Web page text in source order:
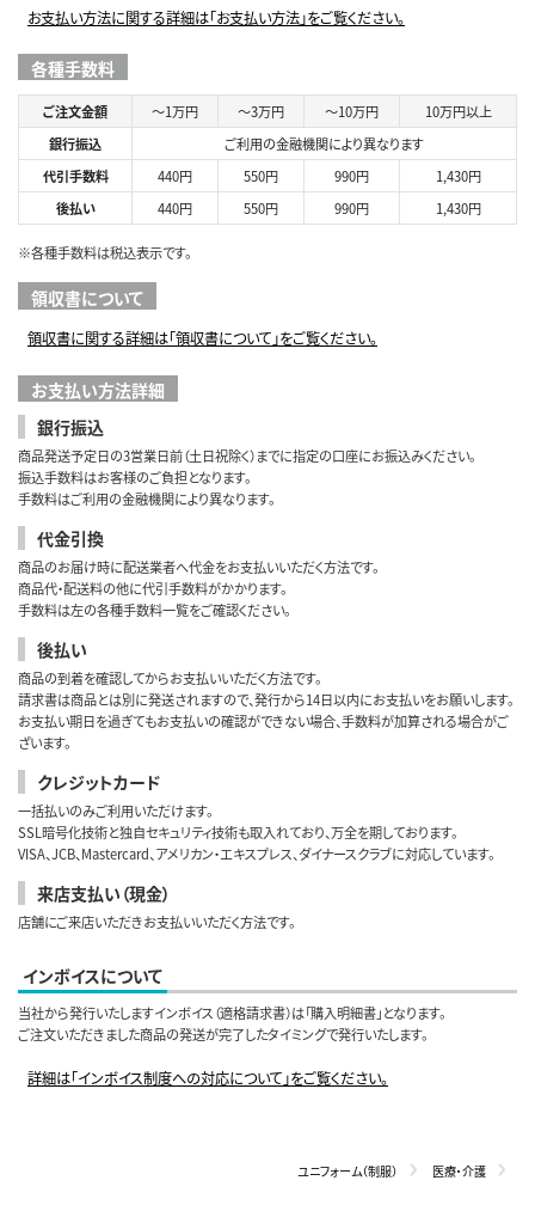
お支払い方法に関する詳細は「お支払い方法」をご覧ください。
各種手数料
ご注文金額 ～1万円 ～3万円 ～10万円
10万円以上
銀行振込
ご利用の金融機関により異なります
代引手数料
440円 550円 990円
1,430円
後払い
440円 550円 990円 1,430円
※各種手数料は税込表示です。
領収書について
領収書に関する詳細は「領収書について」をご覧ください。
お支払い方法詳細
銀行振込
商品発送予定日の3営業日前（土日祝除く）までに指定の口座にお振込みください。
振込手数料はお客様のご負担となります。
手数料はご利用の金融機関により異なります。
代金引換
商品のお届け時に配送業者へ代金をお支払いいただく方法です。
商品代・配送料の他に代引手数料がかかります。
手数料は左の各種手数料一覧をご確認ください。
後払い
商品の到着を確認してからお支払いいただく方法です。
請求書は商品とは別に発送されますので、発行から14日以内にお支払いをお願いします。
お支払い期日を過ぎてもお支払いの確認ができない場合、手数料が加算される場合がご
ざいます。
クレジットカード
一括払いのみご利用いただけます。
SSL暗号化技術と独自セキュリティ技術も取入れており、万全を期しております。
VISA、JCB、Mastercard、アメリカン・エキスプレス、ダイナースクラブに対応しています。
来店支払い（現金）
店舗にご来店いただきお支払いいただく方法です。
インボイスについて
当社から発行いたしますインボイス（適格請求書）は「購入明細書」となります。
ご注文いただきました商品の発送が完了したタイミングで発行いたします。
詳細は「インボイス制度への対応について」をご覧ください。
ユニフォーム（制服） 医療・介護